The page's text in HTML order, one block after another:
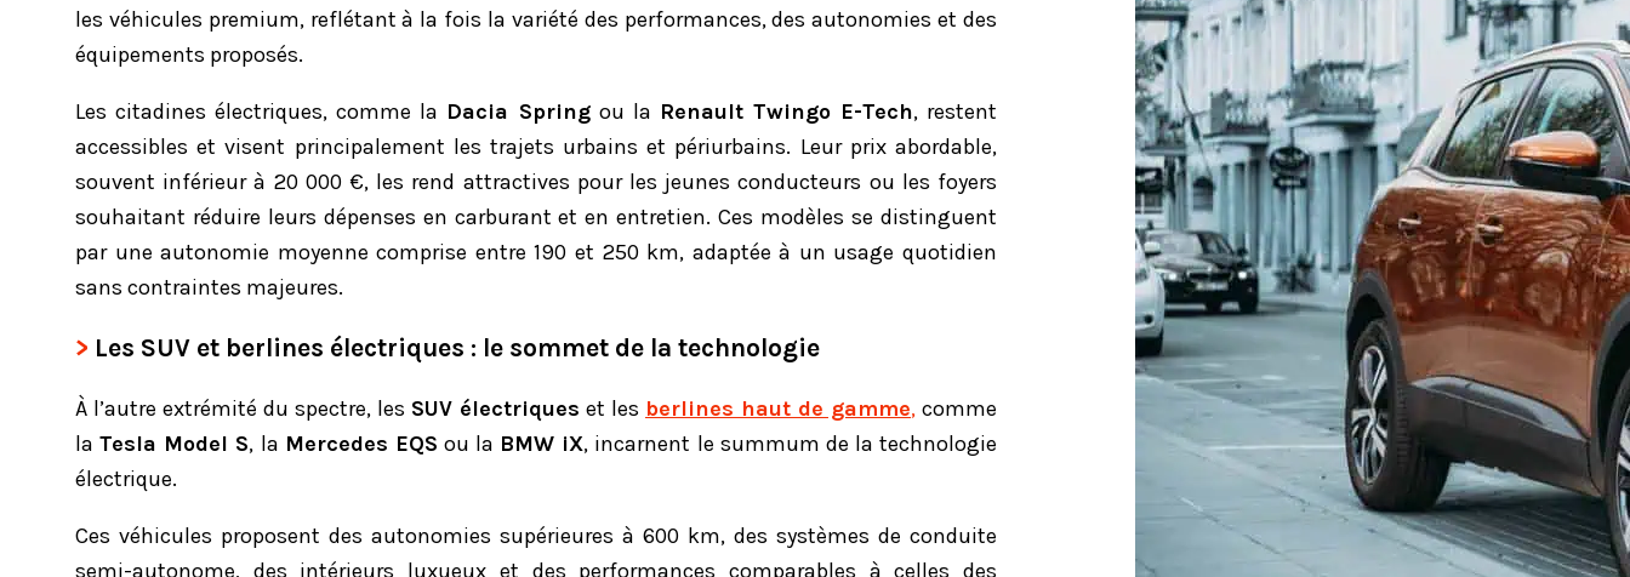
les véhicules premium, reflétant à la fois la variété des performances, des autonomies et des
équipements proposés.
Les citadines électriques, comme la Dacia Springou la Renault Twingo E-Tech, restent
accessibles et visent principalement les trajets urbains et périurbains. Leur prix abordable,
souvent inférieur à 20 000 €, les rend attractives pour les jeunes conducteurs ou les foyers
souhaitant réduire leurs dépenses en carburant et en entretien. Ces modèles se distinguent
par une autonomie moyenne comprise entre 190 et 250 km, adaptée à un usage quotidien
sans contraintes majeures.
Les SUV et berlines électriques : le sommet de la technologie
À l’autre extrémité du spectre, les SUV électriques et les berlines haut de gamme, comme
laTesla Model S, la Mercedes EQS ou la BMW iX, incarnent le summum de la technologie
électrique.
Ces véhicules proposent des autonomies supérieures à 600 km, des systèmes de conduite
semi-autonome, des intérieurs luxueux et des performances comparables à celles des